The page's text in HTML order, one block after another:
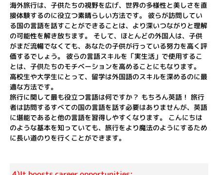
海外旅行は、子供たちの視野を広げ、世界の多様性と美しさを直
接体験するのに役立つ素晴らしい方法です。 彼らが訪問してい
る国の言語を話すことができることは、より深いつながりと理解
の可能性を解き放ちます。 そして、ほとんどの外国人は、子供
がまだ流暢でなくても、あなたの子供が行っている努力を高く評
価するでしょう。 彼らの言語スキルを「実生活」で使用するこ
とは、子供たちのモチベーションを高めることにもなります。
高校生や大学生にとって、留学は外国語のスキルを深めるのに最
適な方法です。
旅行に関して最も役立つ言語は何ですか？ もちろん英語！ 旅行
者は訪問するすべての国の言語を話す必要はありませんが、英語
に堪能であると他の言語を習得しやすくなります。 こんにちは
のような基本を知っていても、旅行をより魔法のようにするため
に長い道のりを行くことができます。